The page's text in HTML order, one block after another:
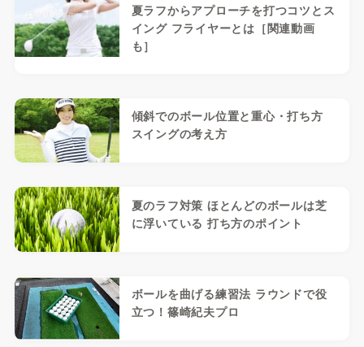
夏ラフからアプローチを打つコツとス
イング フライヤーとは［関連動画
も］
傾斜でのボール位置と重心・打ち方
スイングの考え方
夏のラフ対策 ほとんどのボールは芝
に浮いている 打ち方のポイント
ボールを曲げる練習法 ラウンドで役
立つ！篠崎紀夫プロ